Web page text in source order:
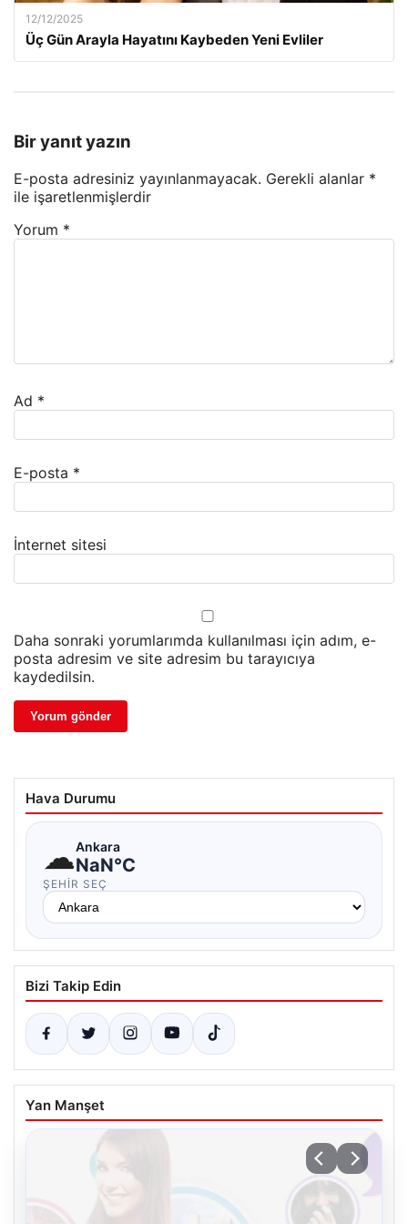
12/12/2025
Üç Gün Arayla Hayatını Kaybeden Yeni Evliler
Bir yanıt yazın
E-posta adresiniz yayınlanmayacak. Gerekli alanlar *
ile işaretlenmişlerdir
Yorum *
Ad *
E-posta *
İnternet sitesi
Daha sonraki yorumlarımda kullanılması için adım, e-
posta adresim ve site adresim bu tarayıcıya
kaydedilsin.
Hava Durumu
☁Ankara
NaN°C
ŞEHIR SEÇ
Bizi Takip Edin
Yan Manşet